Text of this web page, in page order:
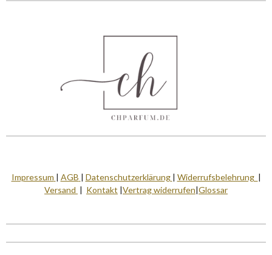
Impressum | AGB | Datenschutzerklärung | Widerrufsbelehrung |
Versand | Kontakt |Vertrag widerrufen|Glossar